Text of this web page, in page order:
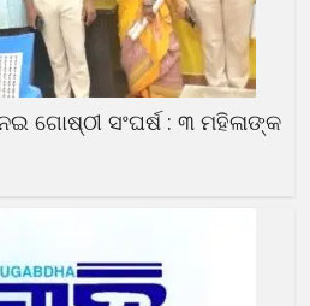
ଗୋଷ୍ଠୀ ସଂଘର୍ଷ : ୩ ମହିଳାଙ୍କ